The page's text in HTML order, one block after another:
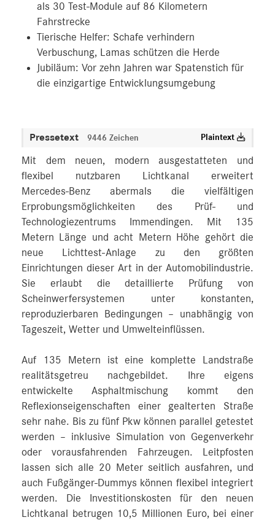
als 30 Test-Module auf 86 Kilometern
Fahrstrecke
Tierische Helfer: Schafe verhindern
Verbuschung, Lamas schützen die Herde
Jubiläum: Vor zehn Jahren war Spatenstich für
die einzigartige Entwicklungsumgebung
Pressetext 9446 Zeichen Plaintext
Mit dem neuen, modern ausgestatteten und
flexibel nutzbaren Lichtkanal erweitert
Mercedes‑Benz abermals die vielfältigen
Erprobungsmöglichkeiten des Prüf- und
Technologiezentrums Immendingen. Mit 135
Metern Länge und acht Metern Höhe gehört die
neue Lichttest-Anlage zu den größten
Einrichtungen dieser Art in der Automobilindustrie.
Sie erlaubt die detaillierte Prüfung von
Scheinwerfersystemen unter konstanten,
reproduzierbaren Bedingungen – unabhängig von
Tageszeit, Wetter und Umwelteinflüssen.
Auf 135 Metern ist eine komplette Landstraße
realitätsgetreu nachgebildet. Ihre eigens
entwickelte Asphaltmischung kommt den
Reflexionseigenschaften einer gealterten Straße
sehr nahe. Bis zu fünf Pkw können parallel getestet
werden – inklusive Simulation von Gegenverkehr
oder vorausfahrenden Fahrzeugen. Leitpfosten
lassen sich alle 20 Meter seitlich ausfahren, und
auch Fußgänger-Dummys können flexibel integriert
werden. Die Investitionskosten für den neuen
Lichtkanal betrugen 10,5 Millionen Euro, bei einer